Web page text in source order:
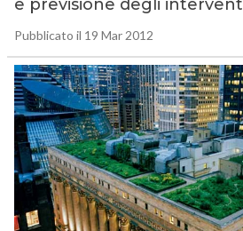
e previsione degli
Pubblicato il 19 Mar 2012